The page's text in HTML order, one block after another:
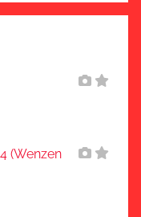
(Wenzen